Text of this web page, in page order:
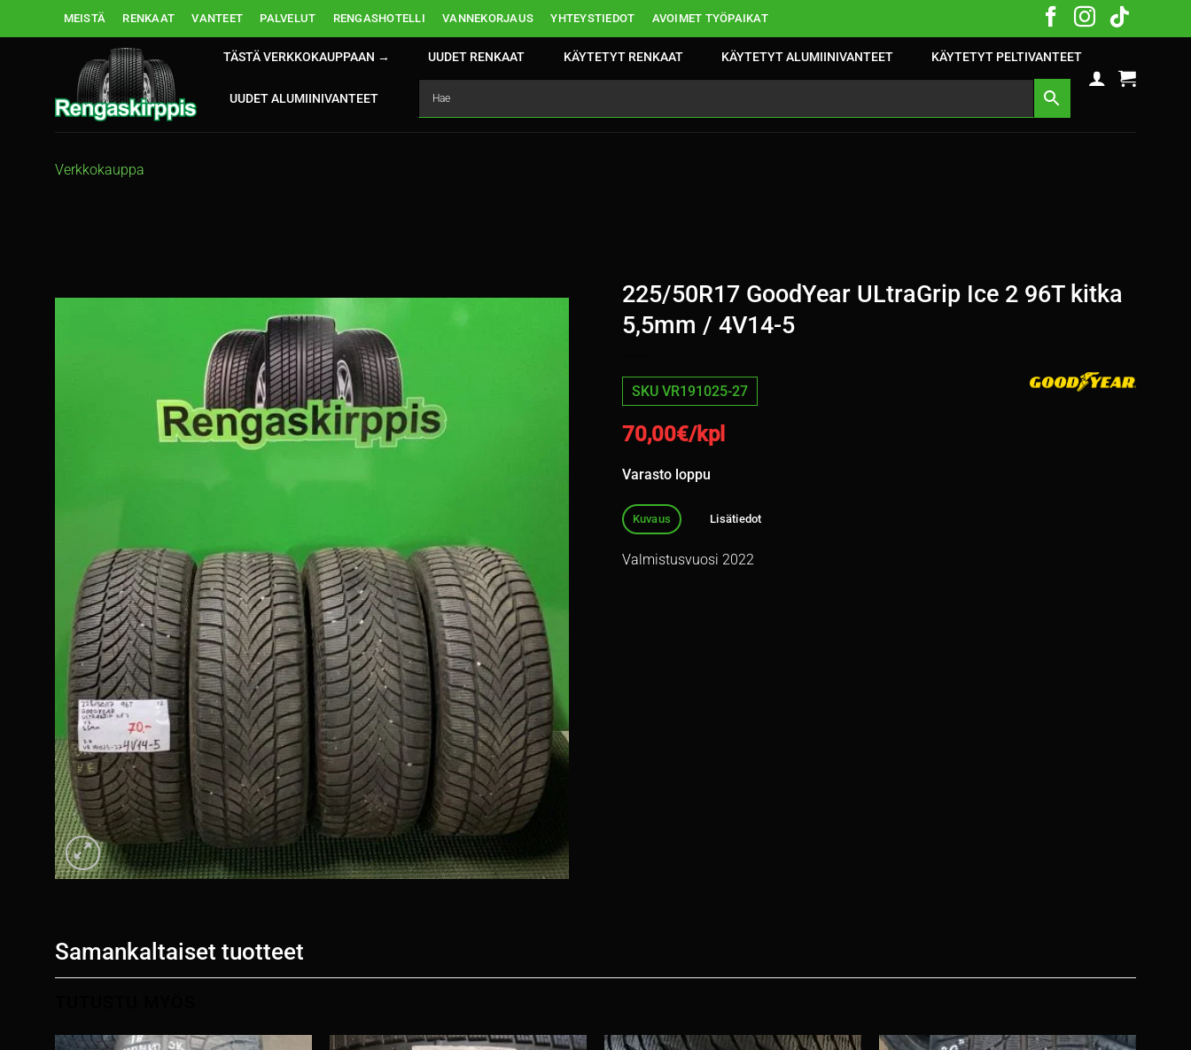
MEISTÄ RENKAAT VANTEET PALVELUT RENGASHOTELLI VANNEKORJAUS YHTEYSTIEDOT AVOIMET TYÖPAIKAT
TÄSTÄ VERKKOKAUPPAAN → UUDET RENKAAT KÄYTETYT RENKAAT KÄYTETYT ALUMIINIVANTEET KÄYTETYT PELTIVANTEET
UUDET ALUMIINIVANTEET
Verkkokauppa
225/50R17 GoodYear ULtraGrip Ice 2 96T kitka
5,5mm / 4V14-5
SKU VR191025-27
70,00€/kpl
Varasto loppu
Kuvaus Lisätiedot
Valmistusvuosi 2022
Samankaltaiset tuotteet